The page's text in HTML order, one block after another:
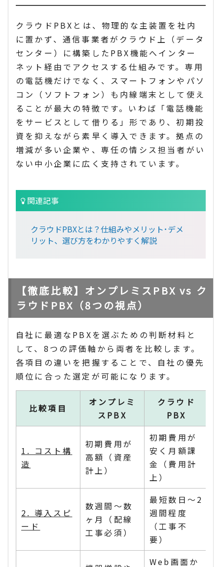
クラウドPBXとは、物理的な主装置を社内
に置かず、通信事業者がクラウド上（データ
センター）に構築したPBX機能へインター
ネット経由でアクセスする仕組みです。専用
の電話機だけでなく、スマートフォンやパソ
コン（ソフトフォン）も内線端末として使え
ることが最大の特徴です。いわば「電話機能
をサービスとして借りる」形であり、初期投
資を抑えながら素早く導入できます。拠点の
増減が多い企業や、専任の情シス担当者がい
ない中小企業に広く支持されています。
関連記事
クラウドPBXとは？仕組みやメリット･デメ
リット、選び方をわかりやすく解説
【徹底比較】オンプレミスPBX vs ク
ラウドPBX（8つの視点）
自社に最適なPBXを選ぶための判断材料と
して、8つの評価軸から両者を比較します。
各項目の違いを把握することで、自社の優先
順位に合った選定が可能になります。
比較項目
オンプレミ
スPBX
クラウド
PBX
1. コスト構
造
初期費用が
高額（資産
計上）
初期費用が
安く月額課
金（費用計
上）
2. 導入スピ
ード
数週間〜数
ヶ月（配線
工事必須）
最短数日〜2
週間程度
（工事不
要）
Web画面か